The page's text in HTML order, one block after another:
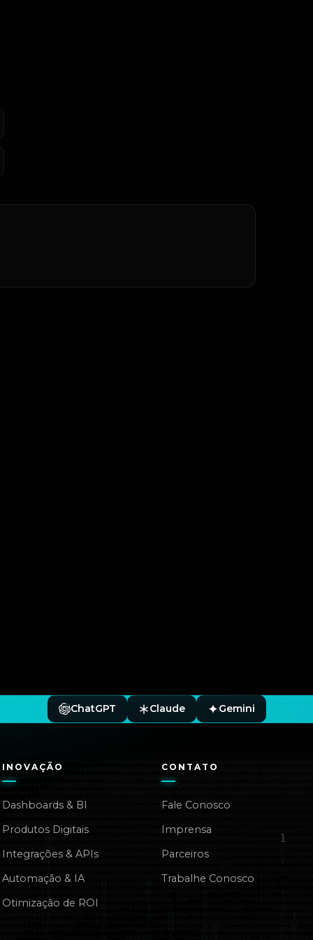
ChatGPT Claude Gemini
INOVAÇÃO
Dashboards & BI
Produtos Digitais
Integrações & APIs
Automação & IA
Otimização de ROI
CONTATO
Fale Conosco
Imprensa
Parceiros
Trabalhe Conosco